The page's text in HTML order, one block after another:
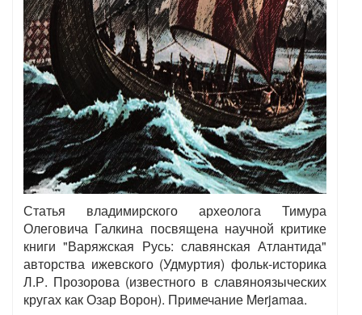
Статья владимирского археолога Тимура
Олеговича Галкина посвящена научной критике
книги "Варяжская Русь: славянская Атлантида"
авторства ижевского (Удмуртия) фольк-историка
Л.Р. Прозорова (известного в славяноязыческих
кругах как Озар Ворон). Примечание Merjamaa.